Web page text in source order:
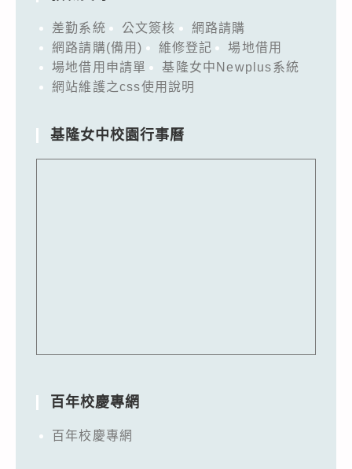
差勤系統 公文簽核
網路請購
網路請購(備用)
維修登記
場地借用
場地借用申請單
基隆女中Newplus系統
網站維護之css使用說明
基隆女中校園行事曆
百年校慶專網
百年校慶專網